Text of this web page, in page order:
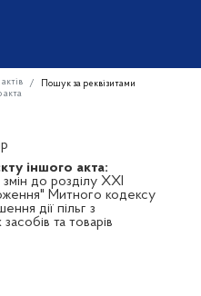
Пошук за реквізитами
акта
іншого акта:
до розділу XXI
Митного кодексу
дії пільг з
та товарів